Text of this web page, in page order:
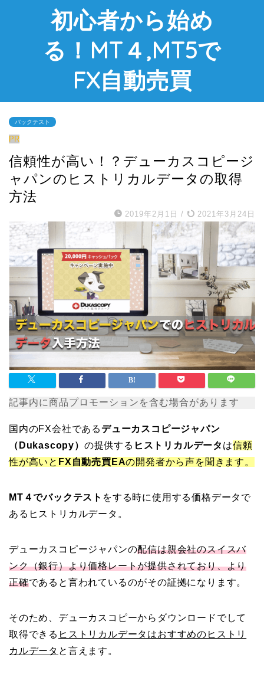
初心者から始め
る！MT４,MT5で
FX自動売買
バックテスト
PR
信頼性が高い！？デューカスコピージ
ャパンのヒストリカルデータの取得
方法
2019年2月1日 / 2021年3月24日
記事内に商品プロモーションを含む場合があります
国内のFX会社であるデューカスコピージャパン
（Dukascopy） の提供する ヒストリカルデータ は信頼
性が高いと FX自動売買EAの開発者から声を聞きます。
MT４でバックテスト をする時に使用する価格データで
あるヒストリカルデータ。
デューカスコピージャパンの配信は親会社のスイスバ
ンク（銀行）より価格レートが提供されており、より
正確であると言われているのがその証拠になります。
そのため、デューカスコピーからダウンロードでして
取得できる ヒストリカルデータはおすすめのヒストリ
カルデータ と言えます。